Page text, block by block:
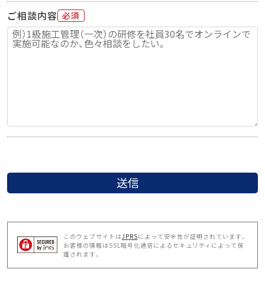
ご相談内容 必須
このウェブサイトはJPRSによって安全性が証明されています。
お客様の情報はSSL暗号化通信によるセキュリティによって保
護されます。